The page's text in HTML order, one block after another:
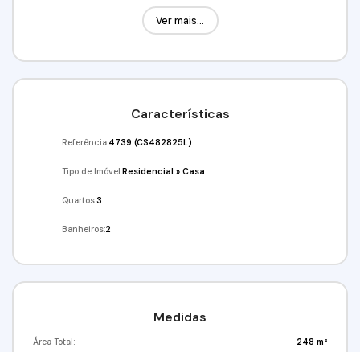
a sua visita!!!(11) 97417-8061 / (11) 98211-2565Imobiliária
Alfa Negócios.CRECI: 34.726-J
Ver mais...
Características
Referência:4739 (CS482825L)
Tipo de Imóvel:Residencial »Casa
Quartos:3
Banheiros:2
Medidas
Área Total: 248 m²